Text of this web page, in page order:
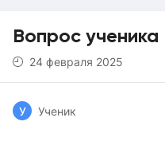
Вопрос ученика
24 февраля 2025
У Ученик